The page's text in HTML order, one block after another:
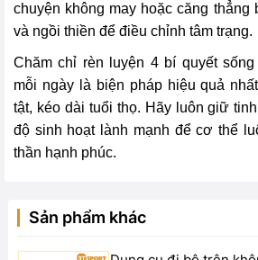
chuyện không may hoặc căng thẳng
và ngồi thiền để điều chỉnh tâm trạng.
Chăm chỉ rèn luyện 4 bí quyết
mỗi ngày là biện pháp hiệu quả
tật, kéo dài tuổi thọ. Hãy luôn giữ
độ sinh hoạt lành mạnh để cơ thể
thần hạnh phúc.
Sản phẩm khác